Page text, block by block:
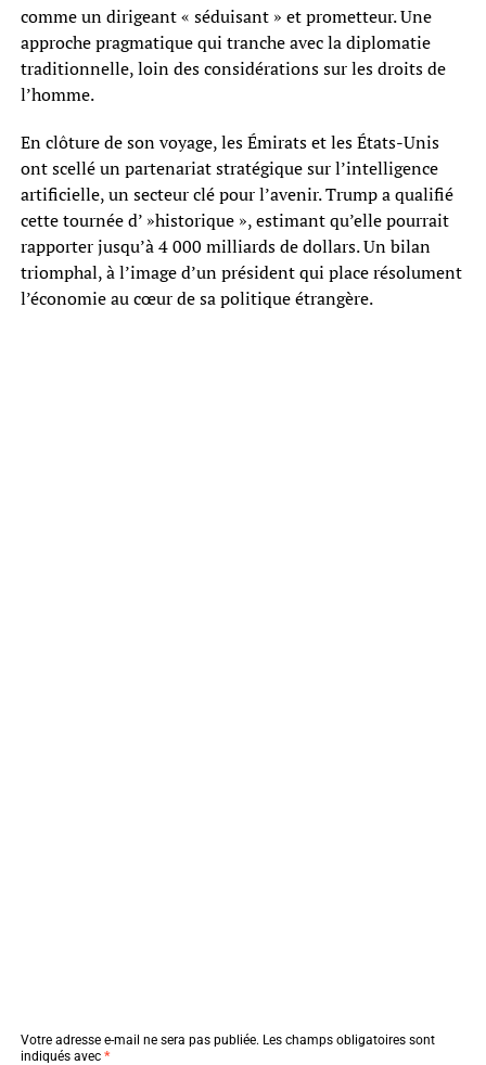
comme un dirigeant « séduisant » et prometteur. Une
approche pragmatique qui tranche avec la diplomatie
traditionnelle, loin des considérations sur les droits de
l’homme.
En clôture de son voyage, les Émirats et les États-Unis
ont scellé un partenariat stratégique sur l’intelligence
artificielle, un secteur clé pour l’avenir. Trump a qualifié
cette tournée d’ »historique », estimant qu’elle pourrait
rapporter jusqu’à 4 000 milliards de dollars. Un bilan
triomphal, à l’image d’un président qui place résolument
l’économie au cœur de sa politique étrangère.
Votre adresse e-mail ne sera pas publiée. Les champs obligatoires sont
indiqués avec *